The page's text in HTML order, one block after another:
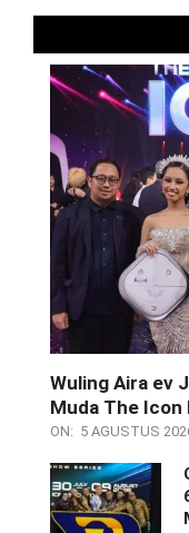
Wuling Aira ev
Muda The Icon
ON: 5 AGUSTUS